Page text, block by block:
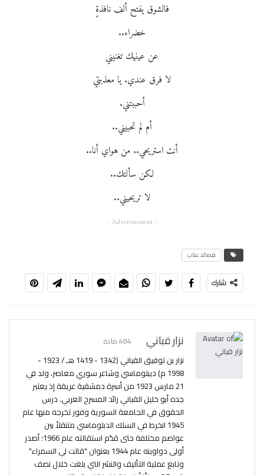
فالشوق يفتح ألف نافذةٍ
خضراء..
عن عينيك تغنيني
لا فرق عندي. يا معذبتي
أحببتني.
أم لم تحبيني..
أنت استريحي.. من هواي أنا..
لكن سألتك..
لا تريحيني..
- Advertisement -
قصائد عتاب
شارك
نزار قباني 484 مادة
نزار بن توفيق القباني (1342 - 1419 هـ / 1923 -
1998 م) ديبلوماسي وشاعر سوري معاصر، ولد في
21 مارس 1923 من أسرة دمشقية عريقة إذ يعتبر
جده أبو خليل القباني رائد المسرح العربي. درس
الحقوق في الجامعة السورية وفور تخرجه منها عام
1945 انخرط في السلك الدبلوماسي متنقلاً بين
عواصم مختلفة حتى قدّم استقالته عام 1966؛ أصدر
أولى دواوينه عام 1944 بعنوان "قالت لي السمراء"
وتابع عملية التأليف والنشر التي بلغت خلال نصف